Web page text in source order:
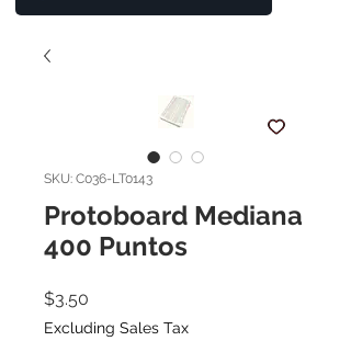
SKU: C036-LT0143
Protoboard Mediana
400 Puntos
$3.50
Excluding Sales Tax